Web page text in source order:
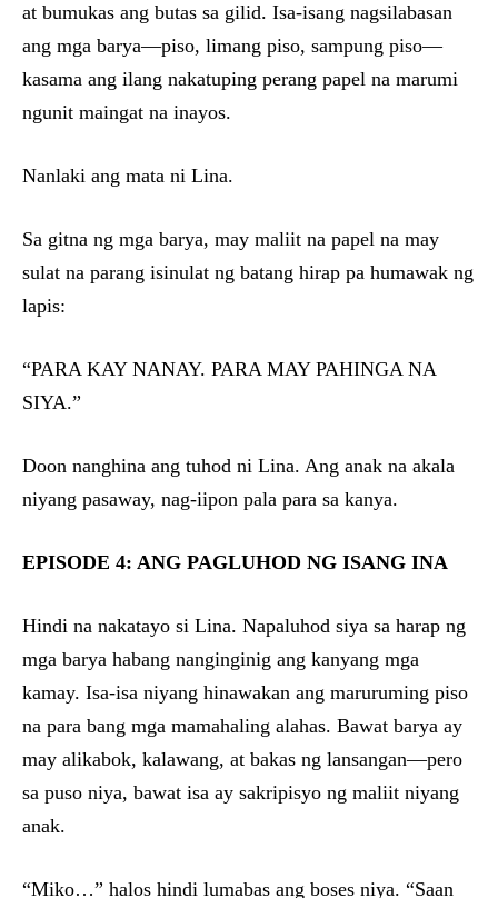
at bumukas ang butas sa gilid. Isa-isang nagsilabasan
ang mga barya—piso, limang piso, sampung piso—
kasama ang ilang nakatuping perang papel na marumi
ngunit maingat na inayos.
Nanlaki ang mata ni Lina.
Sa gitna ng mga barya, may maliit na papel na may
sulat na parang isinulat ng batang hirap pa humawak ng
lapis:
“PARA KAY NANAY. PARA MAY PAHINGA NA
SIYA.”
Doon nanghina ang tuhod ni Lina. Ang anak na akala
niyang pasaway, nag-iipon pala para sa kanya.
EPISODE 4: ANG PAGLUHOD NG ISANG INA
Hindi na nakatayo si Lina. Napaluhod siya sa harap ng
mga barya habang nanginginig ang kanyang mga
kamay. Isa-isa niyang hinawakan ang maruruming piso
na para bang mga mamahaling alahas. Bawat barya ay
may alikabok, kalawang, at bakas ng lansangan—pero
sa puso niya, bawat isa ay sakripisyo ng maliit niyang
anak.
“Miko…” halos hindi lumabas ang boses niya. “Saan